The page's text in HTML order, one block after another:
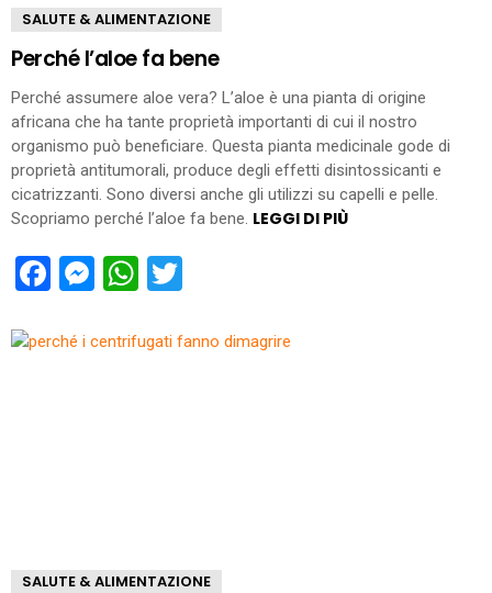
SALUTE & ALIMENTAZIONE
Perché l’aloe fa bene
Perché assumere aloe vera? L’aloe è una pianta di origine
africana che ha tante proprietà importanti di cui il nostro
organismo può beneficiare. Questa pianta medicinale gode di
proprietà antitumorali, produce degli effetti disintossicanti e
cicatrizzanti. Sono diversi anche gli utilizzi su capelli e pelle.
Scopriamo perché l’aloe fa bene. LEGGI DI PIÙ
Facebook
Messenger
WhatsApp
SALUTE & ALIMENTAZIONE